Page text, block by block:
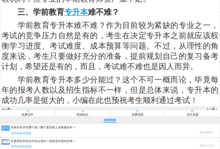
三、学前教育专升本难不难？
学前教育专升本难不难？作为目前较为紧缺的专业之一，
考试的竞争压力自然是有的，考生在决定专升本之前就应该权
衡学习进度、考试难度、成本预算等问题。不过，从理性的角
度来说，考生只要做好充分的准备，提前规划自己的复习备考
计划，希望还是有的，而且，考试难不难也是因人而异。
学前教育专升本多少分能过？这个不可一概而论，毕竟每
年的报考人数以及招生指标不一样，但是总体来说，专升本的
成功几率是挺大的，小编在此也预祝考生顺利通过考试！
上一篇：
吉林专升
你都清楚
下一篇：
安徽专升
技术专业
免费试学 网课购买 免费领课
历年真题
推荐阅读
高考和专升本哪个难？哪个更容易上岸新疆本科？
专升本备考资料
2023/06/07
齐鲁师范学院专升本好考吗？难度适中相对好考！
专升本招生院校
2022/12/20